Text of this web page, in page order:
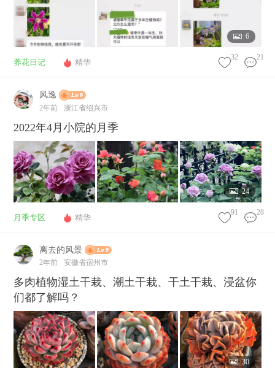
6
养花日记 精华
21
32
风逸
2年前 浙江省绍兴市
2022年4月小院的月季
24
月季专区 精华
28
91
离去的风景
2年前 安徽省宿州市
多肉植物湿土干栽、潮土干栽、干土干栽、浸盆你
们都了解吗？
30